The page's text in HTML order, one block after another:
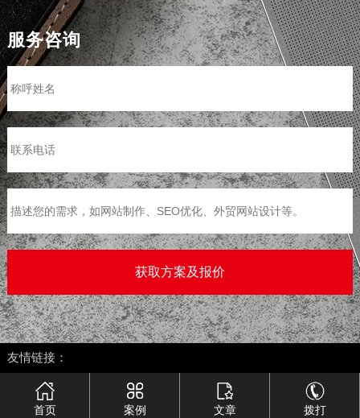
服务咨询
>
友情链接：
首页 案例 文章 拨打